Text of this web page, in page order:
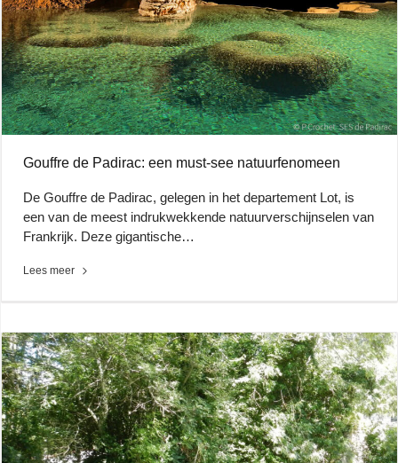
Gouffre de Padirac: een must-see natuurfenomeen
De Gouffre de Padirac, gelegen in het departement Lot, is
een van de meest indrukwekkende natuurverschijnselen van
Frankrijk. Deze gigantische…
Lees meer